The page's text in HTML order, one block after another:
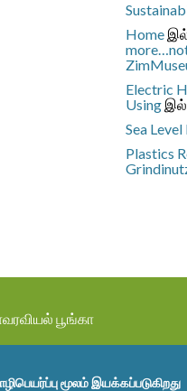
Home
Electric
Using இல்
Sea
Plastics
பூங்கா
மூலம் இயக்கப்படுகிறது